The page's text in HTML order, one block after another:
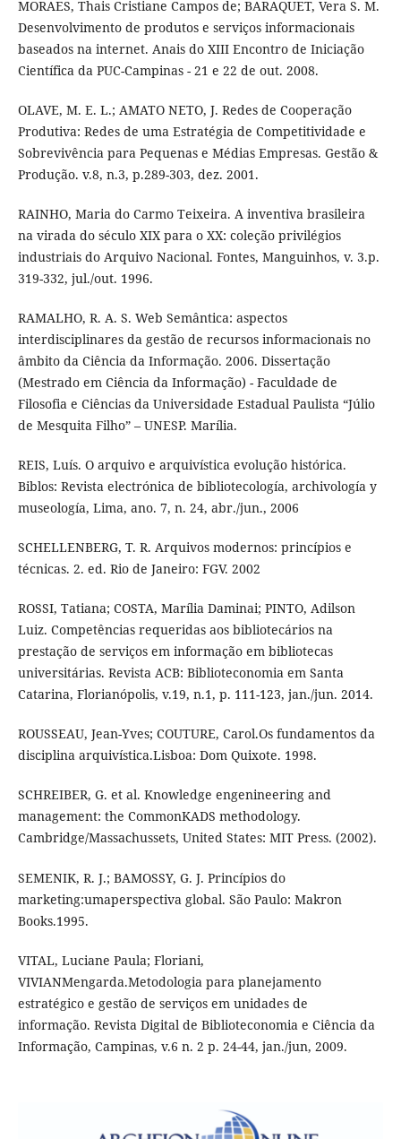
MORAES, Thais Cristiane Campos de; BARAQUET, Vera S. M.
Desenvolvimento de produtos e serviços informacionais
baseados na internet. Anais do XIII Encontro de Iniciação
Científica da PUC-Campinas - 21 e 22 de out. 2008.
OLAVE, M. E. L.; AMATO NETO, J. Redes de Cooperação
Produtiva: Redes de uma Estratégia de Competitividade e
Sobrevivência para Pequenas e Médias Empresas. Gestão &
Produção. v.8, n.3, p.289-303, dez. 2001.
RAINHO, Maria do Carmo Teixeira. A inventiva brasileira
na virada do século XIX para o XX: coleção privilégios
industriais do Arquivo Nacional. Fontes, Manguinhos, v. 3.p.
319-332, jul./out. 1996.
RAMALHO, R. A. S. Web Semântica: aspectos
interdisciplinares da gestão de recursos informacionais no
âmbito da Ciência da Informação. 2006. Dissertação
(Mestrado em Ciência da Informação) - Faculdade de
Filosofia e Ciências da Universidade Estadual Paulista “Júlio
de Mesquita Filho” – UNESP. Marília.
REIS, Luís. O arquivo e arquivística evolução histórica.
Biblos: Revista electrónica de bibliotecología, archivología y
museología, Lima, ano. 7, n. 24, abr./jun., 2006
SCHELLENBERG, T. R. Arquivos modernos: princípios e
técnicas. 2. ed. Rio de Janeiro: FGV. 2002
ROSSI, Tatiana; COSTA, Marília Daminai; PINTO, Adilson
Luiz. Competências requeridas aos bibliotecários na
prestação de serviços em informação em bibliotecas
universitárias. Revista ACB: Biblioteconomia em Santa
Catarina, Florianópolis, v.19, n.1, p. 111-123, jan./jun. 2014.
ROUSSEAU, Jean-Yves; COUTURE, Carol.Os fundamentos da
disciplina arquivística.Lisboa: Dom Quixote. 1998.
SCHREIBER, G. et al. Knowledge engenineering and
management: the CommonKADS methodology.
Cambridge/Massachussets, United States: MIT Press. (2002).
SEMENIK, R. J.; BAMOSSY, G. J. Princípios do
marketing:umaperspectiva global. São Paulo: Makron
Books.1995.
VITAL, Luciane Paula; Floriani,
VIVIANMengarda.Metodologia para planejamento
estratégico e gestão de serviços em unidades de
informação. Revista Digital de Biblioteconomia e Ciência da
Informação, Campinas, v.6 n. 2 p. 24-44, jan./jun, 2009.